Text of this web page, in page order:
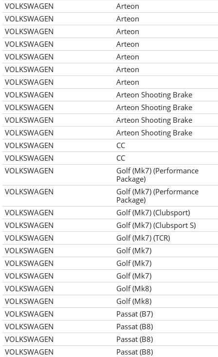
VOLKSWAGEN
Arteon
VOLKSWAGEN
Arteon
VOLKSWAGEN
Arteon
VOLKSWAGEN
Arteon
VOLKSWAGEN
Arteon
VOLKSWAGEN
Arteon
VOLKSWAGEN
Arteon
VOLKSWAGEN
Arteon Shooting Brake
VOLKSWAGEN
Arteon Shooting Brake
VOLKSWAGEN
Arteon Shooting Brake
VOLKSWAGEN
Arteon Shooting Brake
VOLKSWAGEN
CC
VOLKSWAGEN
CC
VOLKSWAGEN
Golf (Mk7) (Performance
Package)
VOLKSWAGEN
Golf (Mk7) (Performance
Package)
VOLKSWAGEN
Golf (Mk7) (Clubsport)
VOLKSWAGEN
Golf (Mk7) (Clubsport S)
VOLKSWAGEN
Golf (Mk7) (TCR)
VOLKSWAGEN
Golf (Mk7)
VOLKSWAGEN
Golf (Mk7)
VOLKSWAGEN
Golf (Mk7)
VOLKSWAGEN
Golf (Mk8)
VOLKSWAGEN
Golf (Mk8)
VOLKSWAGEN
Passat (B7)
VOLKSWAGEN
Passat (B8)
VOLKSWAGEN
Passat (B8)
VOLKSWAGEN
Passat (B8)